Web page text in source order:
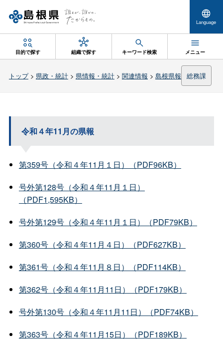
Language
目的で探す 組織で探す キーワード検索 メニュー
トップ> 県政・統計> 県情報・統計> 関連情報 > 島根県報 総務課
令和４年11月の県報
第359号（令和４年11月１日）（PDF96KB）
号外第128号（令和４年11月１日）
（PDF1,595KB）
号外第129号（令和４年11月１日）（PDF79KB）
第360号（令和４年11月４日）（PDF627KB）
第361号（令和４年11月８日）（PDF114KB）
第362号（令和４年11月11日）（PDF179KB）
号外第130号（令和４年11月11日）（PDF74KB）
第363号（令和４年11月15日）（PDF189KB）